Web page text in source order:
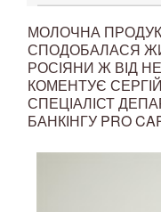
МОЛОЧНА
СПОДОБАЛАСЯ
РОСІЯНИ Ж ВІД
КОМЕНТУЄ
СПЕЦІАЛІСТ
БАНКІНГУ PRO